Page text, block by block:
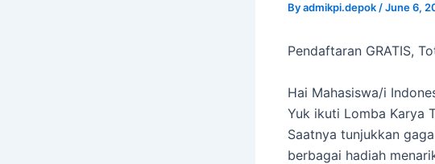
Byadmikpi.depok /June 6,
Pendaftaran GRATIS,
Hai Mahasiswa/i
Yuk ikuti Lomba Karya
Saatnya tunjukkan
berbagai hadiah